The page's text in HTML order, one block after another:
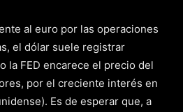
al euro por las operaciones
el dólar suele registrar
la FED encarece el precio del
por el creciente interés en
Es de esperar que, a